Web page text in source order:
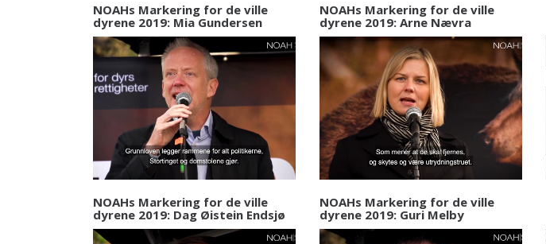
NOAHs Markering for de ville
dyrene 2019: Mia Gundersen
NOAHs Markering for de ville
dyrene 2019: Arne Nævra
NOAHs Markering for de ville
dyrene 2019: Dag Øistein Endsjø
NOAHs Markering for de ville
dyrene 2019: Guri Melby